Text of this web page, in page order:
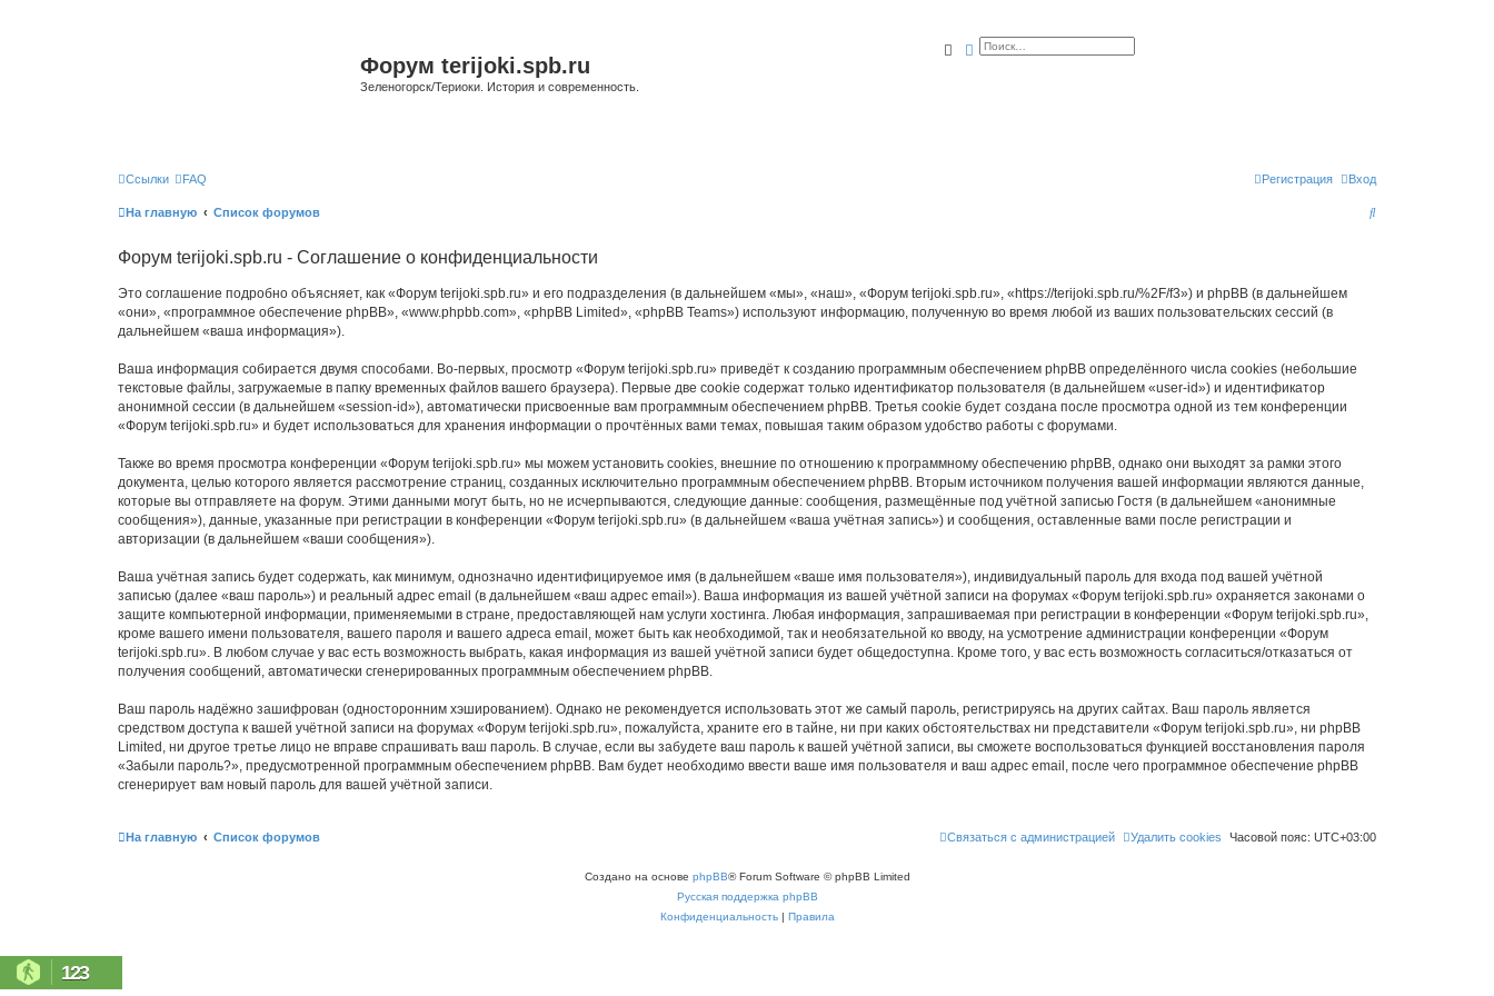
Форум terijoki.spb.ru
Зеленогорск/Териоки. История и современность.
ПоискРасширенный поиск
Ссылки FAQ Вход
Регистрация
На главную Список форумов
П
Форум terijoki.spb.ru - Соглашение о конфиденциальности
Это соглашение подробно объясняет, как «Форум terijoki.spb.ru» и его подразделения (в дальнейшем «мы», «наш», «Форум terijoki.spb.ru», «https://terijoki.spb.ru/%2F/f3») и phpBB (в дальнейшем
«они», «программное обеспечение phpBB», «www.phpbb.com», «phpBB Limited», «phpBB Teams») используют информацию, полученную во время любой из ваших пользовательских сессий (в
дальнейшем «ваша информация»).
Ваша информация собирается двумя способами. Во-первых, просмотр «Форум terijoki.spb.ru» приведёт к созданию программным обеспечением phpBB определённого числа cookies (небольшие
текстовые файлы, загружаемые в папку временных файлов вашего браузера). Первые две cookie содержат только идентификатор пользователя (в дальнейшем «user-id») и идентификатор
анонимной сессии (в дальнейшем «session-id»), автоматически присвоенные вам программным обеспечением phpBB. Третья cookie будет создана после просмотра одной из тем конференции
«Форум terijoki.spb.ru» и будет использоваться для хранения информации о прочтённых вами темах, повышая таким образом удобство работы с форумами.
Также во время просмотра конференции «Форум terijoki.spb.ru» мы можем установить cookies, внешние по отношению к программному обеспечению phpBB, однако они выходят за рамки этого
документа, целью которого является рассмотрение страниц, созданных исключительно программным обеспечением phpBB. Вторым источником получения вашей информации являются данные,
которые вы отправляете на форум. Этими данными могут быть, но не исчерпываются, следующие данные: сообщения, размещённые под учётной записью Гостя (в дальнейшем «анонимные
сообщения»), данные, указанные при регистрации в конференции «Форум terijoki.spb.ru» (в дальнейшем «ваша учётная запись») и сообщения, оставленные вами после регистрации и
авторизации (в дальнейшем «ваши сообщения»).
Ваша учётная запись будет содержать, как минимум, однозначно идентифицируемое имя (в дальнейшем «ваше имя пользователя»), индивидуальный пароль для входа под вашей учётной
записью (далее «ваш пароль») и реальный адрес email (в дальнейшем «ваш адрес email»). Ваша информация из вашей учётной записи на форумах «Форум terijoki.spb.ru» охраняется законами о
защите компьютерной информации, применяемыми в стране, предоставляющей нам услуги хостинга. Любая информация, запрашиваемая при регистрации в конференции «Форум terijoki.spb.ru»,
кроме вашего имени пользователя, вашего пароля и вашего адреса email, может быть как необходимой, так и необязательной ко вводу, на усмотрение администрации конференции «Форум
terijoki.spb.ru». В любом случае у вас есть возможность выбрать, какая информация из вашей учётной записи будет общедоступна. Кроме того, у вас есть возможность согласиться/отказаться от
получения сообщений, автоматически сгенерированных программным обеспечением phpBB.
Ваш пароль надёжно зашифрован (односторонним хэшированием). Однако не рекомендуется использовать этот же самый пароль, регистрируясь на других сайтах. Ваш пароль является
средством доступа к вашей учётной записи на форумах «Форум terijoki.spb.ru», пожалуйста, храните его в тайне, ни при каких обстоятельствах ни представители «Форум terijoki.spb.ru», ни phpBB
Limited, ни другое третье лицо не вправе спрашивать ваш пароль. В случае, если вы забудете ваш пароль к вашей учётной записи, вы сможете воспользоваться функцией восстановления пароля
«Забыли пароль?», предусмотренной программным обеспечением phpBB. Вам будет необходимо ввести ваше имя пользователя и ваш адрес email, после чего программное обеспечение phpBB
сгенерирует вам новый пароль для вашей учётной записи.
На главную Список форумов Часовой пояс: UTC+03:00
Удалить cookies
Связаться с администрацией
Создано на основе phpBB® Forum Software © phpBB Limited
Русская поддержка phpBB
Конфиденциальность| Правила
123